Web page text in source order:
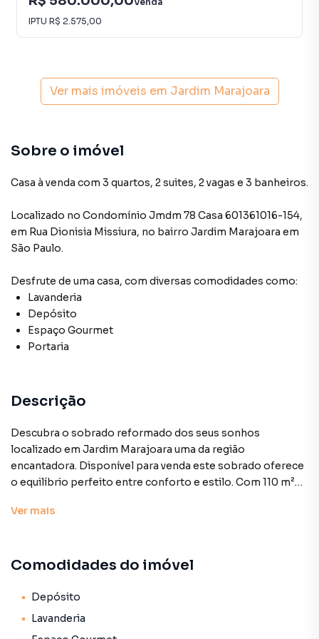
IPTU R$ 2.575,00
Ver mais imóveis em Jardim Marajoara
Sobre o imóvel
Casa à venda com 3 quartos, 2 suites, 2 vagas e 3 banheiros.
Localizado no Condomínio Jmdm 78 Casa 601361016-154,
em Rua Dionisia Missiura, no bairro Jardim Marajoara em
São Paulo.
Desfrute de uma casa, com diversas comodidades como:
Lavanderia
Depósito
Espaço Gourmet
Portaria
Descrição
Descubra o sobrado reformado dos seus sonhos
localizado em Jardim Marajoara uma da região
encantadora. Disponível para venda este sobrado oferece
o equilíbrio perfeito entre conforto e estilo. Com 110 m²
propriedade está em ótimas condições pronta para
proporcionar um ambiente acolhedor e funcional. A área
aconchegante uma cozinha grande com armários
embutidos e uma área de serviço prática e bem equipada.
Ver mais
Comodidades do imóvel
Depósito
Lavanderia